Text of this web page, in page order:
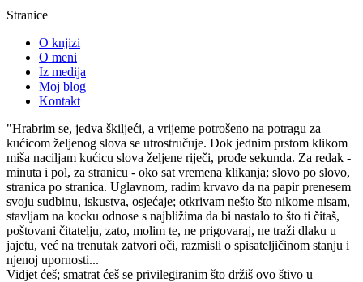
Stranice
O knjizi
O meni
Iz medija
Moj blog
Kontakt
"Hrabrim se, jedva škiljeći, a vrijeme potrošeno na potragu za
kućicom željenog slova se utrostručuje. Dok jednim prstom klikom
miša naciljam kućicu slova željene riječi, prođe sekunda. Za redak -
minuta i pol, za stranicu - oko sat vremena klikanja; slovo po slovo,
stranica po stranica. Uglavnom, radim krvavo da na papir prenesem
svoju sudbinu, iskustva, osjećaje; otkrivam nešto što nikome nisam,
stavljam na kocku odnose s najbližima da bi nastalo to što ti čitaš,
poštovani čitatelju, zato, molim te, ne prigovaraj, ne traži dlaku u
jajetu, već na trenutak zatvori oči, razmisli o spisateljičinom stanju i
njenoj upornosti...
Vidjet ćeš; smatrat ćeš se privilegiranim što držiš ovo štivo u